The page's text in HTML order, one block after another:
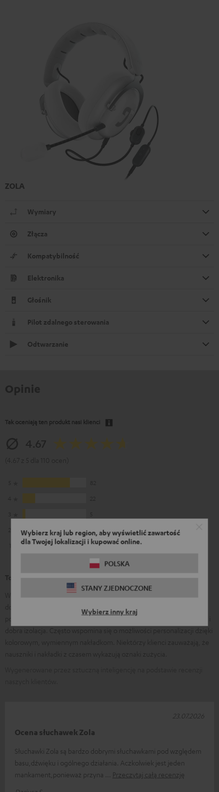
Wybierz kraj lub region, aby wyświetlić zawartość
dla Twojej lokalizacji i kupować online.
POLSKA
STANY ZJEDNOCZONE
Wybierz inny kraj
ZOLA
Wymiary
Złącza
Kompatybilność
Elektronika
Głośnik
Pilot zdalnego sterowania
Odtwarzanie
Tak oceniają ten produkt nasi klienci
0
1
Wielu klientów chwali jakość dźwięku i precyzyjny mikrofon, który
dobrze sprawdza się w grach, muzyce i konferencjach. Często
podkreślany jest wysoki komfort noszenia, długa wygoda bez ucisku i
Ocena słuchawek Zola
Słuchawki Zola są bardzo dobrymi słuchawkami pod względem
basu,dźwięku i ogólnego działania. Aczkolwiek jest jeden
mankament,ponieważ przyna
Przeczytaj całą recenzję
23.07.2026